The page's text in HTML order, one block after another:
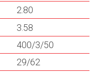
2.80
3.58
400/3/50
29/62